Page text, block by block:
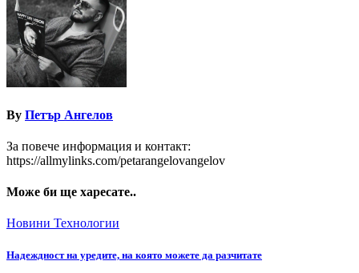
By Петър Ангелов
За повече информация и контакт:
https://allmylinks.com/petarangelovangelov
Може би ще харесате..
Новини Технологии
Надеждност на уредите, на която можете да разчитате